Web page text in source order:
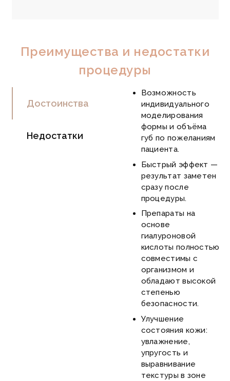
Преимущества и недостатки
процедуры
Достоинства
Недостатки
Возможность
индивидуального
моделирования
формы и объёма
губ по пожеланиям
пациента.
Быстрый эффект —
результат заметен
сразу после
процедуры.
Препараты на
основе
гиалуроновой
кислоты полностью
совместимы с
организмом и
обладают высокой
степенью
безопасности.
Улучшение
состояния кожи:
увлажнение,
упругость и
выравнивание
текстуры в зоне